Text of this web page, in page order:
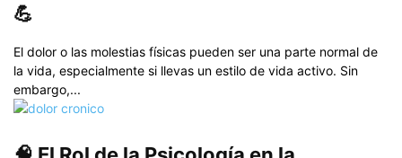
💪
El dolor o las molestias físicas pueden ser una parte normal de
la vida, especialmente si llevas un estilo de vida activo. Sin
embargo,...